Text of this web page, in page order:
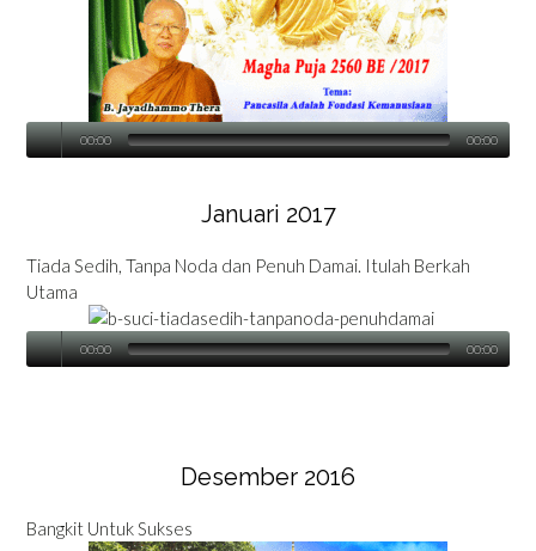
00:00 00:00
Januari 2017
Tiada Sedih, Tanpa Noda dan Penuh Damai. Itulah Berkah
Utama
00:00 00:00
Desember 2016
Bangkit Untuk Sukses